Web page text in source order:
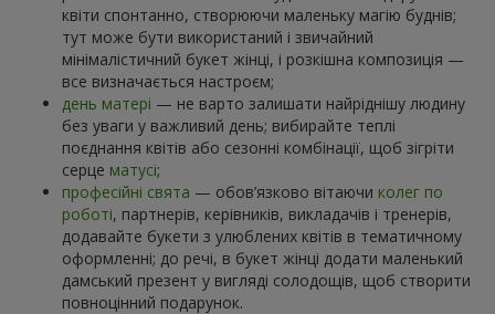
квіти спонтанно, створюючи маленьку магію буднів;
тут може бути використаний і звичайний
мінімалістичний букет жінці, і розкішна композиція —
все визначається настроєм;
день матері — не варто залишати найріднішу людину
без уваги у важливий день; вибирайте теплі
поєднання квітів або сезонні комбінації, щоб зігріти
серце матусі;
професійні свята — обов’язково вітаючи колег по
роботі, партнерів, керівників, викладачів і тренерів,
додавайте букети з улюблених квітів в тематичному
оформленні; до речі, в букет жінці додати маленький
дамський презент у вигляді солодощів, щоб створити
повноцінний подарунок.